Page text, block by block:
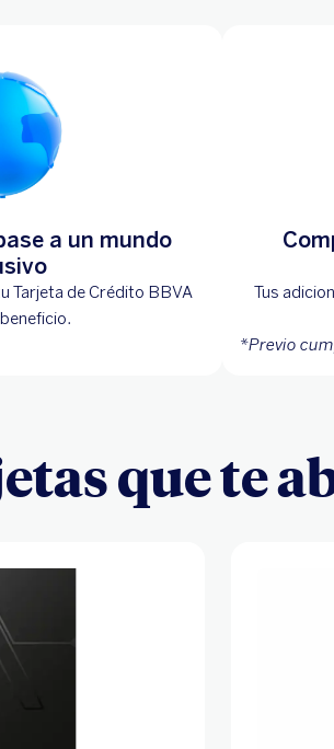
a un mundo
Tarjeta de Crédito BBVA
Tus
*Previo
que te